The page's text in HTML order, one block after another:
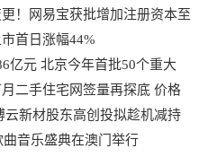
！网易宝获批增加注册资本至
首日涨幅44%
亿元 北京今年首批50个重大
二手住宅网签量再探底 价格
云新材股东高创投拟趁机减持
曲音乐盛典在澳门举行